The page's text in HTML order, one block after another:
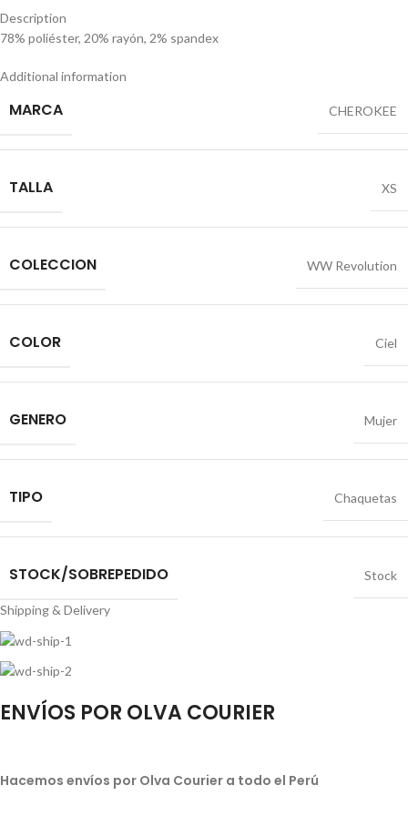
Description
78% poliéster, 20% rayón, 2% spandex
Additional information
MARCA CHEROKEE
TALLA XS
COLECCION WW Revolution
COLOR Ciel
GENERO Mujer
TIPO Chaquetas
STOCK/SOBREPEDIDO Stock
Shipping & Delivery
ENVÍOS POR OLVA COURIER
Hacemos envíos por Olva Courier a todo el Perú